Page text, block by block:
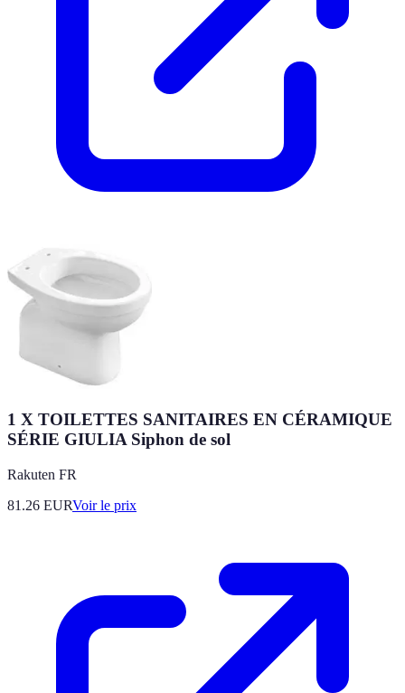
1 X TOILETTES SANITAIRES EN CÉRAMIQUE
SÉRIE GIULIA Siphon de sol
Rakuten FR
81.26 EURVoir le prix